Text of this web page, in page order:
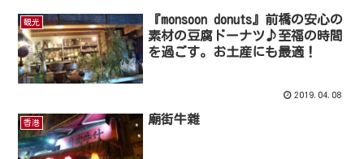
観光
『monsoon donuts』前橋の安心の
素材の豆腐ドーナツ♪至福の時間
を過ごす。お土産にも最適！
2019.04.08
香港 廟街牛雜